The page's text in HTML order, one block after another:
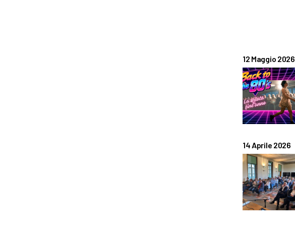
12 Maggio 2026
14 Aprile 2026